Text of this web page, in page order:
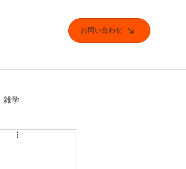
お問い合わせ
雑学